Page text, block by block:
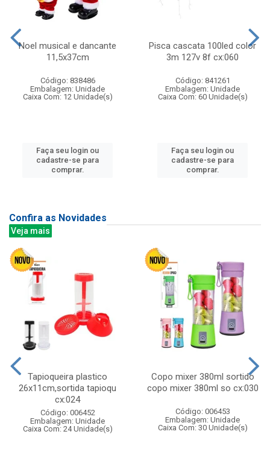
Noel musical e dancante
11,5x37cm
Código: 838486
Embalagem: Unidade
Caixa Com: 12 Unidade(s)
Faça seu login ou
cadastre-se para
comprar.
Pisca cascata 100led color
3m 127v 8f cx:060
Código: 841261
Embalagem: Unidade
Caixa Com: 60 Unidade(s)
Faça seu login ou
cadastre-se para
comprar.
Confira as Novidades
Veja mais
Tapioqueira plastico
26x11cm,sortida tapioqu
cx:024
Código: 006452
Embalagem: Unidade
Caixa Com: 24 Unidade(s)
Copo mixer 380ml sortido
copo mixer 380ml so cx:030
Código: 006453
Embalagem: Unidade
Caixa Com: 30 Unidade(s)